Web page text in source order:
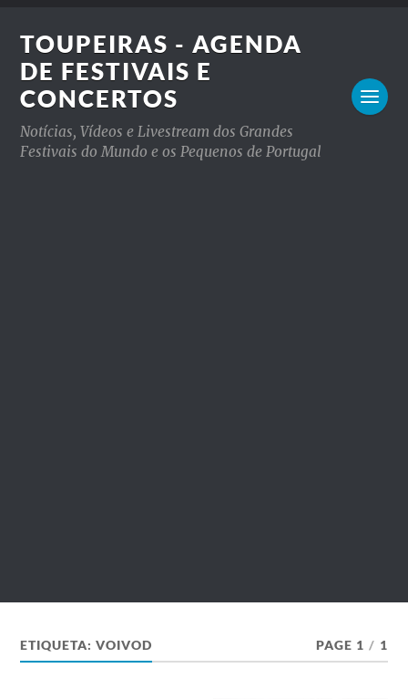
TOUPEIRAS - AGENDA
DE FESTIVAIS E
CONCERTOS
Notícias, Vídeos e Livestream dos Grandes
Festivais do Mundo e os Pequenos de Portugal
ETIQUETA:VOIVOD PAGE 1 / 1